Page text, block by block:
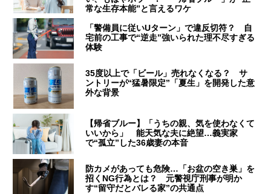
常な生存本能”と言えるワケ
「警備員に従いUターン」で違反切符？ 自
宅前の工事で“逆走”強いられた理不尽すぎる
体験
35度以上で「ビール」売れなくなる？ サ
ントリーが“猛暑限定”「夏生」を開発した意
外な背景
【帰省ブルー】「うちの親、気を使わなくて
いいから」 能天気な夫に絶望…義実家
で“孤立”した36歳妻の本音
防カメがあっても危険…「お盆の空き巣」を
招くNG行為とは？ 元警視庁刑事が明か
す“留守だとバレる家”の共通点